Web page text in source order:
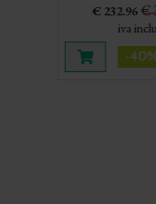
€ 232.96€
iva
Aggiungi
-